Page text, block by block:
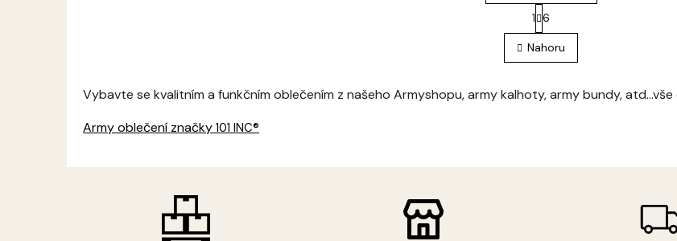
O
v
l
a
S
t
r
á
n
o
v
1 6
Nahoru
Vybavte se kvalitním a funkčním oblečením z našeho Armyshopu, army kalhoty, army bundy,
Army oblečení značky 101 INC®